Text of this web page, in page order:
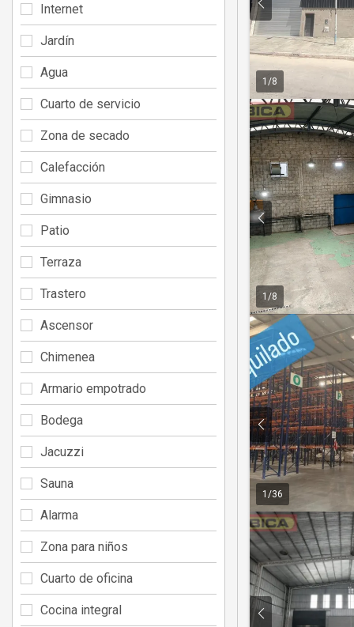
1 /8
1 /8
1 /36
Internet
Jardín
Agua
Cuarto de servicio
Zona de secado
Calefacción
Gimnasio
Patio
Terraza
Trastero
Ascensor
Chimenea
Armario empotrado
Bodega
Jacuzzi
Sauna
Alarma
Zona para niños
Cuarto de oficina
Cocina integral